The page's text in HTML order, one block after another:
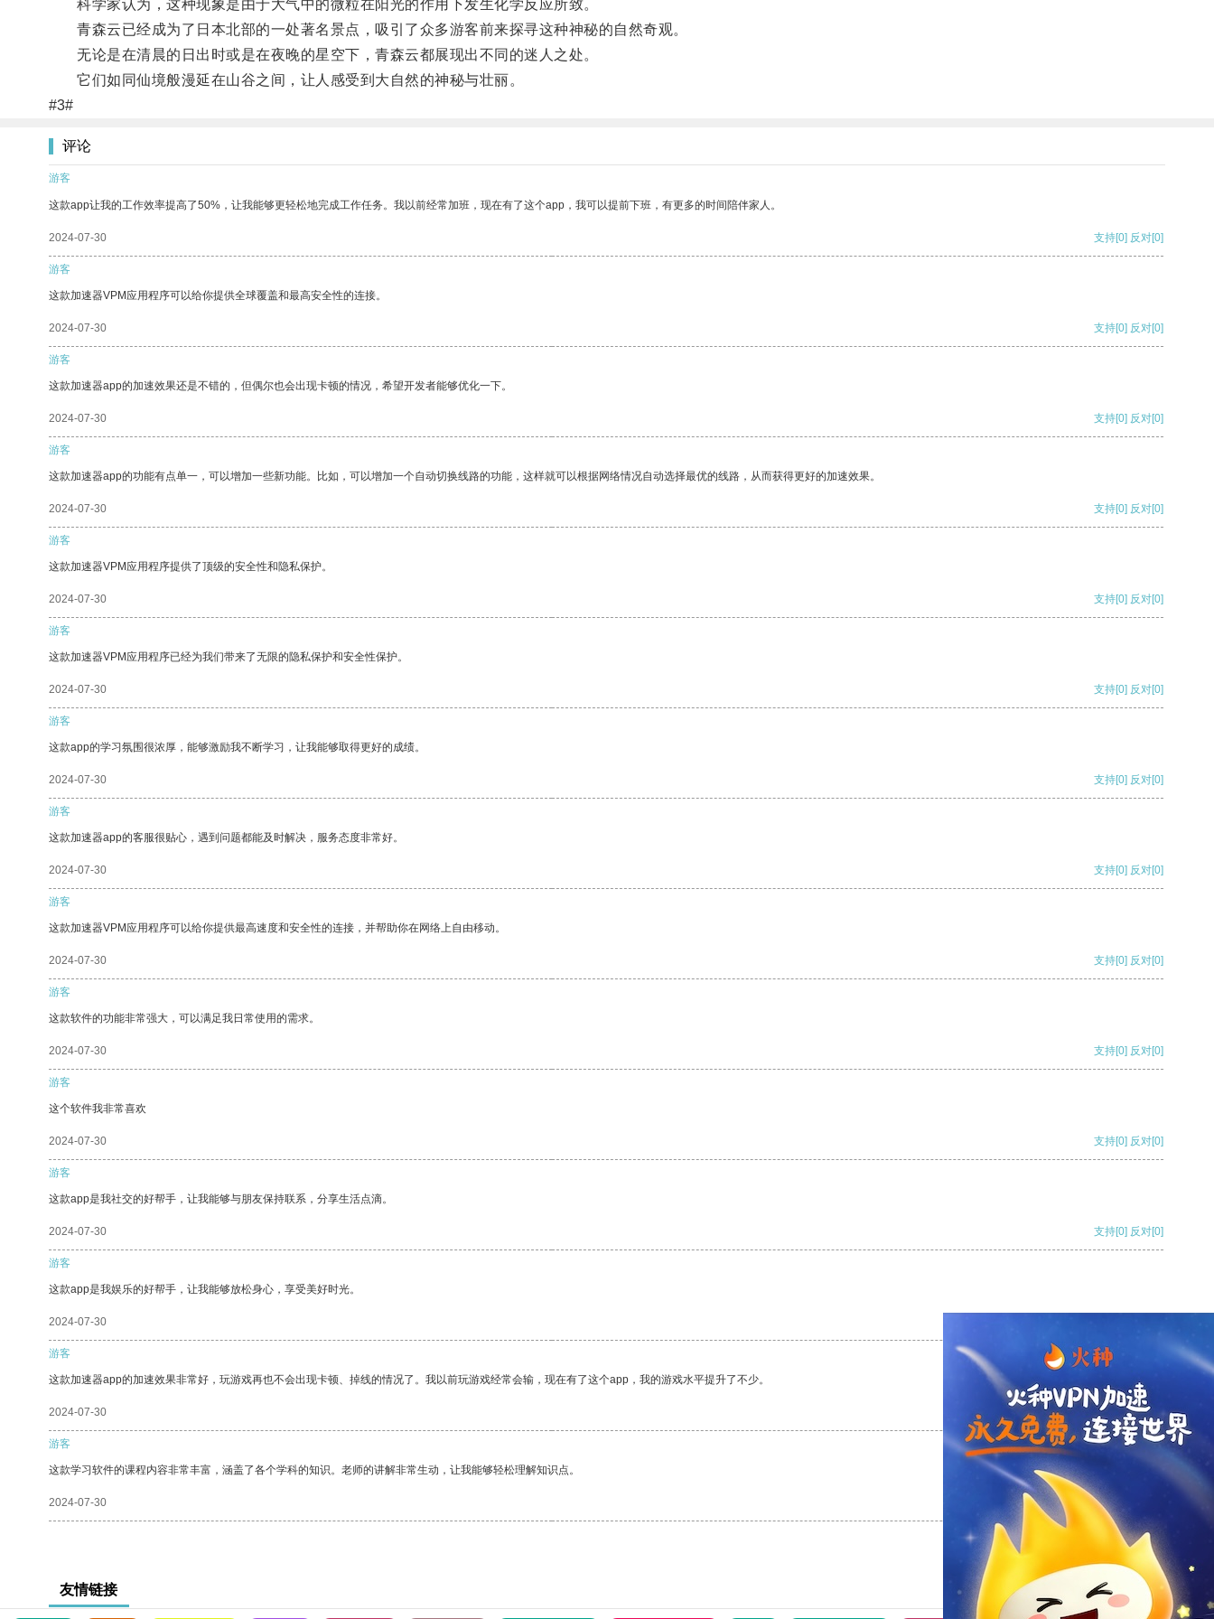
科学家认为，这种现象是由于大气中的微粒在阳光的作用下发生化学反应所致。
青森云已经成为了日本北部的一处著名景点，吸引了众多游客前来探寻这种神秘的自然奇观。
无论是在清晨的日出时或是在夜晚的星空下，青森云都展现出不同的迷人之处。
它们如同仙境般漫延在山谷之间，让人感受到大自然的神秘与壮丽。
#3#
评论
游客
这款app让我的工作效率提高了50%，让我能够更轻松地完成工作任务。我以前经常加班，现在有了这个app，我可以提前下班，有更多的时间陪伴家人。
2024-07-30 支持[0] 反对[0]
游客
这款加速器VPM应用程序可以给你提供全球覆盖和最高安全性的连接。
2024-07-30 支持[0] 反对[0]
游客
这款加速器app的加速效果还是不错的，但偶尔也会出现卡顿的情况，希望开发者能够优化一下。
2024-07-30 支持[0] 反对[0]
游客
这款加速器app的功能有点单一，可以增加一些新功能。比如，可以增加一个自动切换线路的功能，这样就可以根据网络情况自动选择最优的线路，从而获得更好的加速效果。
2024-07-30 支持[0] 反对[0]
游客
这款加速器VPM应用程序提供了顶级的安全性和隐私保护。
2024-07-30 支持[0] 反对[0]
游客
这款加速器VPM应用程序已经为我们带来了无限的隐私保护和安全性保护。
2024-07-30 支持[0] 反对[0]
游客
这款app的学习氛围很浓厚，能够激励我不断学习，让我能够取得更好的成绩。
2024-07-30 支持[0] 反对[0]
游客
这款加速器app的客服很贴心，遇到问题都能及时解决，服务态度非常好。
2024-07-30 支持[0] 反对[0]
游客
这款加速器VPM应用程序可以给你提供最高速度和安全性的连接，并帮助你在网络上自由移动。
2024-07-30 支持[0] 反对[0]
游客
这款软件的功能非常强大，可以满足我日常使用的需求。
2024-07-30 支持[0] 反对[0]
游客
这个软件我非常喜欢
2024-07-30 支持[0] 反对[0]
游客
这款app是我社交的好帮手，让我能够与朋友保持联系，分享生活点滴。
2024-07-30 支持[0] 反对[0]
游客
这款app是我娱乐的好帮手，让我能够放松身心，享受美好时光。
2024-07-30
游客
这款加速器app的加速效果非常好，玩游戏再也不会出现卡顿、掉线的情况了。我以前玩游戏经常会输，现在有了这个app，我的游戏水平提升了不少。
2024-07-30 支持 [0] 反对 [0]
游客
这款学习软件的课程内容非常丰富，涵盖了各个学科的知识。老师的讲解非常生动，让我能够轻松理解知识点。
2024-07-30 支持
友情链接